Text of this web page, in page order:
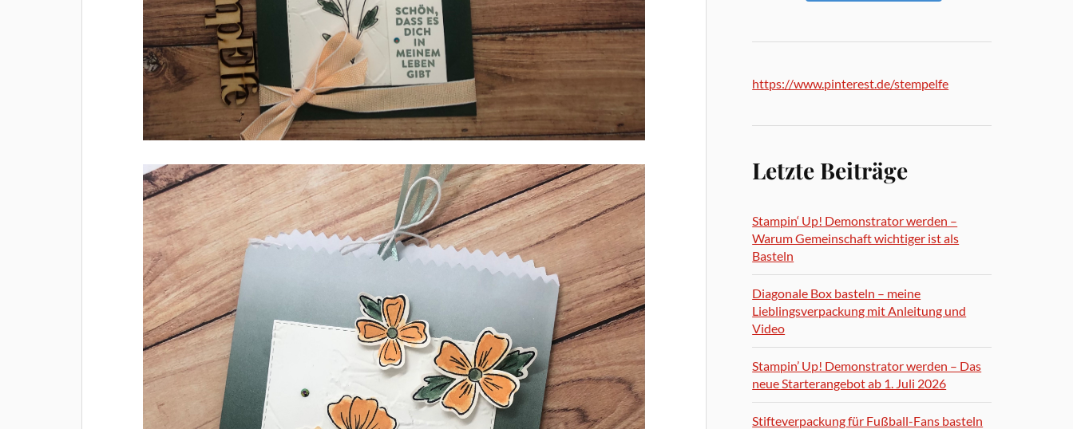
https://www.pinterest.de/stempelfe
Letzte Beiträge
Stampin‘ Up! Demonstrator werden –
Warum Gemeinschaft wichtiger ist als
Basteln
Diagonale Box basteln – meine
Lieblingsverpackung mit Anleitung und
Video
Stampin’ Up! Demonstrator werden – Das
neue Starterangebot ab 1. Juli 2026
Stifteverpackung für Fußball-Fans basteln